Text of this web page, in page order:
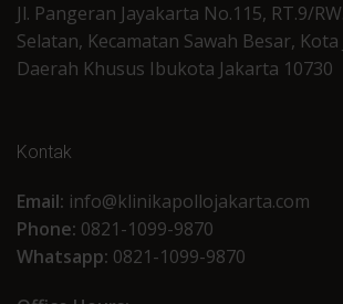
Jl. Pangeran Jayakarta No.115, RT.9/
Selatan, Kecamatan Sawah Besar,
Daerah Khusus Ibukota Jakarta 10730
Kontak
Email: info@klinikapollojakarta.com
Phone: 0821-1099-9870
Whatsapp: 0821-1099-9870